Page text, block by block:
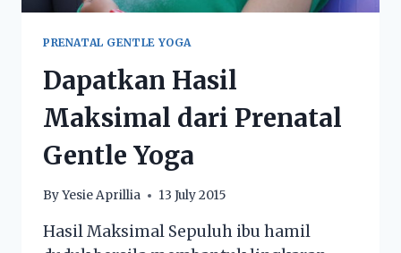
PRENATAL GENTLE YOGA
Dapatkan Hasil
Maksimal dari Prenatal
Gentle Yoga
ByYesie Aprillia 13 July 2015
Hasil Maksimal Sepuluh ibu hamil